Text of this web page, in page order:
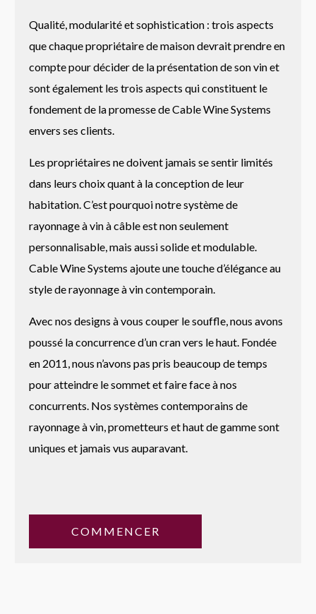
Qualité, modularité et sophistication : trois aspects
que chaque propriétaire de maison devrait prendre en
compte pour décider de la présentation de son vin et
sont également les trois aspects qui constituent le
fondement de la promesse de Cable Wine Systems
envers ses clients.
Les propriétaires ne doivent jamais se sentir limités
dans leurs choix quant à la conception de leur
habitation. C’est pourquoi notre système de
rayonnage à vin à câble est non seulement
personnalisable, mais aussi solide et modulable.
Cable Wine Systems ajoute une touche d’élégance au
style de rayonnage à vin contemporain.
Avec nos designs à vous couper le souffle, nous avons
poussé la concurrence d’un cran vers le haut. Fondée
en 2011, nous n’avons pas pris beaucoup de temps
pour atteindre le sommet et faire face à nos
concurrents. Nos systèmes contemporains de
rayonnage à vin, prometteurs et haut de gamme sont
uniques et jamais vus auparavant.
COMMENCER